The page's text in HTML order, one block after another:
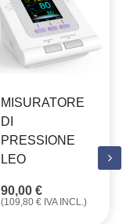
MISURATORE
DI
PRESSIONE
LEO
90,00 €
(109,80 € IVA INCL.)